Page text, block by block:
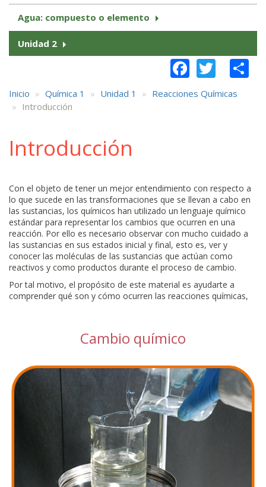
Agua: compuesto o elemento
Unidad 2
Inicio Química 1 Unidad 1
Reacciones Químicas
Introducción
Introducción
Con el objeto de tener un mejor entendimiento con respecto a
lo que sucede en las transformaciones que se llevan a cabo en
las sustancias, los químicos han utilizado un lenguaje químico
estándar para representar los cambios que ocurren en una
reacción. Por ello es necesario observar con mucho cuidado a
las sustancias en sus estados inicial y final, esto es, ver y
conocer las moléculas de las sustancias que actúan como
reactivos y como productos durante el proceso de cambio.
Por tal motivo, el propósito de este material es ayudarte a
comprender qué son y cómo ocurren las reacciones químicas,
Cambio químico